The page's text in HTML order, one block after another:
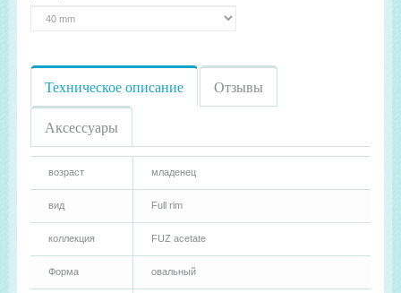
Техническое описание Отзывы
Аксессуары
возраст младенец
вид Full rim
коллекция FUZ acetate
Форма овальный